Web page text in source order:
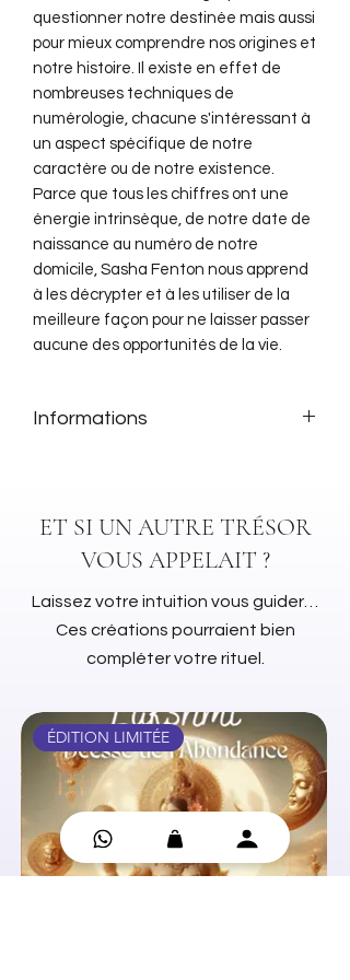
questionner notre destinée mais aussi
pour mieux comprendre nos origines et
notre histoire. Il existe en effet de
nombreuses techniques de
numérologie, chacune s'intéressant à
un aspect spécifique de notre
caractère ou de notre existence.
Parce que tous les chiffres ont une
énergie intrinsèque, de notre date de
naissance au numéro de notre
domicile, Sasha Fenton nous apprend
à les décrypter et à les utiliser de la
meilleure façon pour ne laisser passer
aucune des opportunités de la vie.
Informations
ET SI UN AUTRE TRÉSOR
VOUS APPELAIT ?
Laissez votre intuition vous guider…
Ces créations pourraient bien
compléter votre rituel.
ÉDITION LIMITÉE